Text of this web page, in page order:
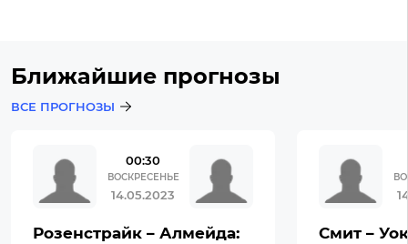
Ближайшие прогнозы
ВСЕ ПРОГНОЗЫ
00:30
ВОСКРЕСЕНЬЕ
14.05.2023
Розенстрайк – Алмейда:
Смит –